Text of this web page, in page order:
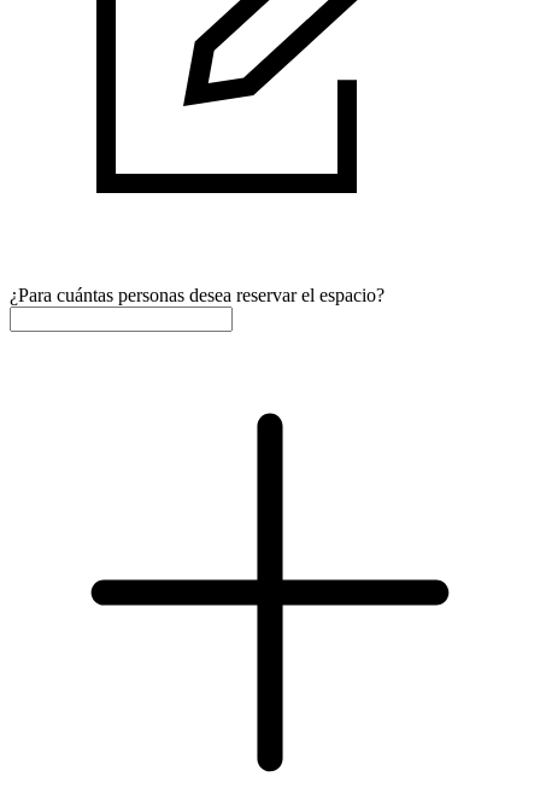
¿Para cuántas personas desea reservar el espacio?